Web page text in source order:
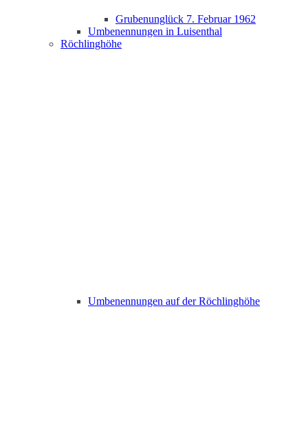
Grubenunglück 7. Februar 1962
Umbenennungen in Luisenthal
Röchlinghöhe
Umbenennungen auf der Röchlinghöhe